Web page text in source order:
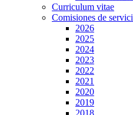
Curriculum vitae
Comisiones de
2026
2025
2024
2023
2022
2021
2020
2019